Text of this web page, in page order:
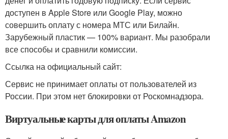
доступен в Apple Store или Google Play, можно
совершить оплату с номера МТС или Билайн.
Зарубежный пластик — 100% вариант. Мы разобрали
все способы и сравнили комиссии.
Ссылка на официальный сайт:
Сервис не принимает оплаты от пользователей из
России. При этом нет блокировки от Роскомнадзора.
Виртуальные карты для оплаты Amazon